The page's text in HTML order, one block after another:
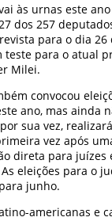
às urnas este
dos 257
para o dia
teste para o atual
Milei.
convocou
ano, mas ainda
sua vez,
vez após
direta para juízes
eleições para o
junho.
americanas e